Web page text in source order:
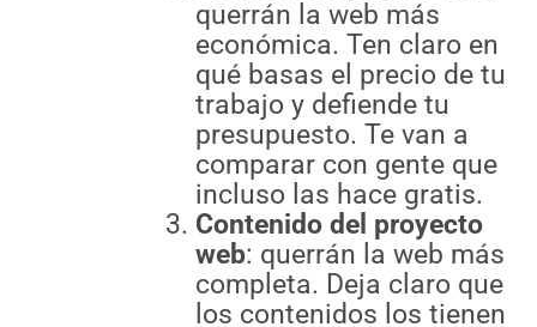
querrán la web más
económica. Ten claro en
qué basas el precio de tu
trabajo y defiende tu
presupuesto. Te van a
comparar con gente que
incluso las hace gratis.
Contenido del proyecto
web: querrán la web más
completa. Deja claro que
los contenidos los tienen